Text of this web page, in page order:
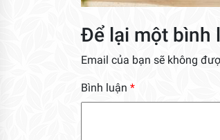
Để lại một bình
Email của bạn sẽ không
Bình luận *